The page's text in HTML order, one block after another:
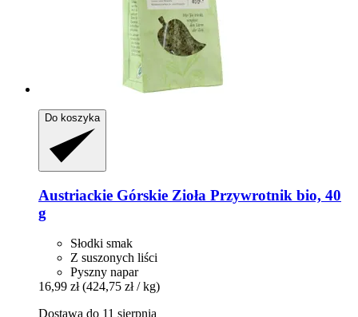
Do koszyka
Austriackie Górskie Zioła Przywrotnik bio, 40
g
Słodki smak
Z suszonych liści
Pyszny napar
16,99 zł (424,75 zł / kg)
Dostawa do 11 sierpnia